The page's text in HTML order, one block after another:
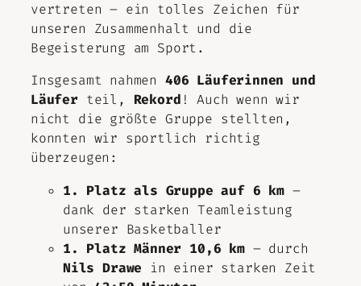
vertreten – ein tolles Zeichen für
unseren Zusammenhalt und die
Begeisterung am Sport.
Insgesamt nahmen 406 Läuferinnen und
Läuferteil, Rekord ! Auch wenn wir
nicht die größte Gruppe stellten,
konnten wir sportlich richtig
überzeugen:
1. Platz als Gruppe auf 6 km–
dank der starken Teamleistung
unserer Basketballer
1. Platz Männer 10,6 km– durch
Nils Drawe in einer starken Zeit